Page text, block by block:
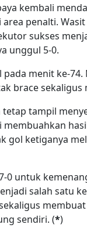
kembali
penalti.
sukses
unggul 5-0.
menit ke-
brace
tampil
membuahkan
gol ketiganya
untuk
salah satu
sendiri. (*)